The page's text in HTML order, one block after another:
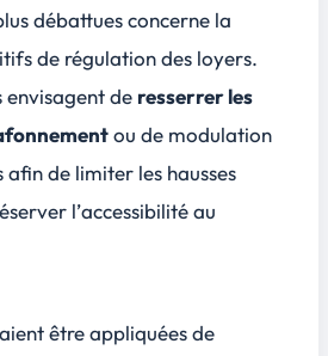
débattues concerne la
de régulation des loyers.
de resserrer les
ou de modulation
de limiter les hausses
l’accessibilité au
être appliquées de